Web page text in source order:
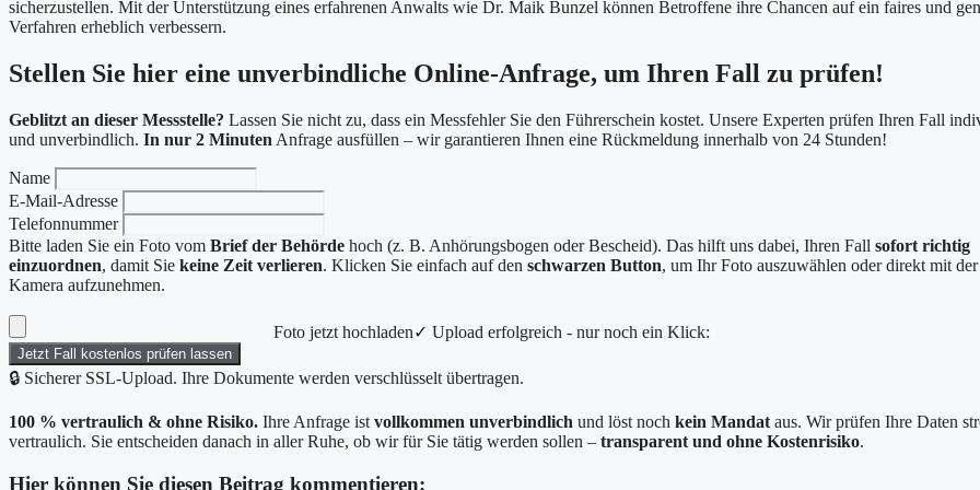
sicherzustellen. Mit der Unterstützung eines erfahrenen Anwalts wie Dr. Maik Bunzel können Betroffene ihre Chancen auf ein faires und
Verfahren erheblich verbessern.
Stellen Sie hier eine unverbindliche Online-Anfrage, um Ihren Fall zu prüfen!
Geblitzt an dieser Messstelle? Lassen Sie nicht zu, dass ein Messfehler Sie den Führerschein kostet. Unsere Experten prüfen Ihren Fall
und unverbindlich. In nur 2 Minuten Anfrage ausfüllen – wir garantieren Ihnen eine Rückmeldung innerhalb von 24 Stunden!
Name
E-Mail-Adresse
Telefonnummer
Bitte laden Sie ein Foto vom Brief der Behörde hoch (z. B. Anhörungsbogen oder Bescheid). Das hilft uns dabei, Ihren Fall sofort richtig
einzuordnen, damit Sie keine Zeit verlieren. Klicken Sie einfach auf den schwarzen Button, um Ihr Foto auszuwählen oder direkt mit der
Kamera aufzunehmen.
Foto jetzt hochladen✓ Upload erfolgreich - nur noch ein Klick:
Jetzt Fall kostenlos prüfen lassen
🔒 Sicherer SSL-Upload. Ihre Dokumente werden verschlüsselt übertragen.
100 % vertraulich & ohne Risiko. Ihre Anfrage ist vollkommen unverbindlich und löst noch kein Mandat aus. Wir prüfen Ihre Daten
vertraulich. Sie entscheiden danach in aller Ruhe, ob wir für Sie tätig werden sollen – transparent und ohne Kostenrisiko.
Hier können Sie diesen Beitrag kommentieren: